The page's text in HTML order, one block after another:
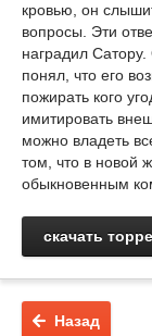
кровью, он
вопросы. Эти
наградил
понял, что его
пожирать кого
имитировать
можно владеть
том, что в новой
обыкновенным
скачать
Назад